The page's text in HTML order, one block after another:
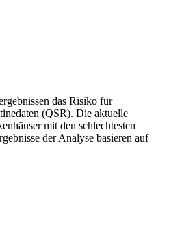
das Risiko für
(QSR). Die aktuelle
mit den schlechtesten
der Analyse basieren auf